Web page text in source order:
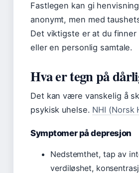
Fastlegen kan gi
anonymt, men med
Det viktigste er at du
eller en personlig samtale.
Hva er tegn på
Det kan være vanskelig å
psykisk uhelse. NHI (Norsk
Symptomer på depresjon
Nedstemthet, tap av
verdiløshet,